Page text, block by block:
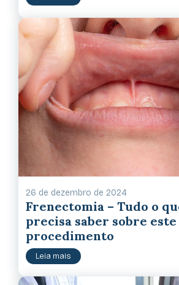
26 de dezembro de 2024
Frenectomia – Tudo o
precisa saber sobre este
procedimento
Leia mais